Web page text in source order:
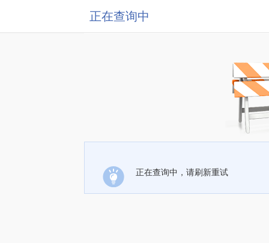
正在查询中
正在查询中，请刷新重试